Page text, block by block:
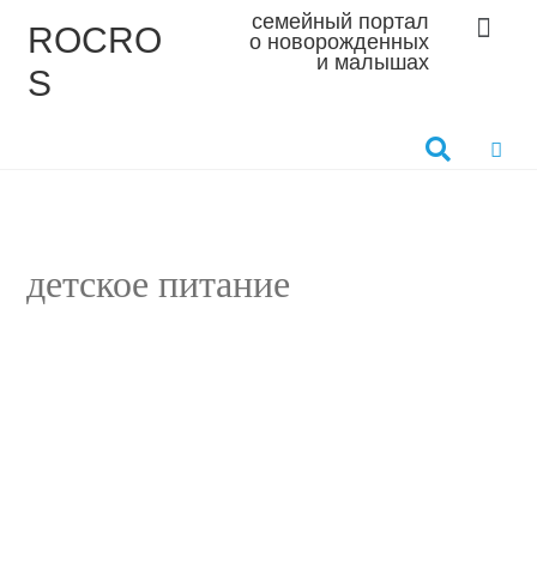
ROCRO
S
семейный портал
о новорожденных
и малышах
детское питание